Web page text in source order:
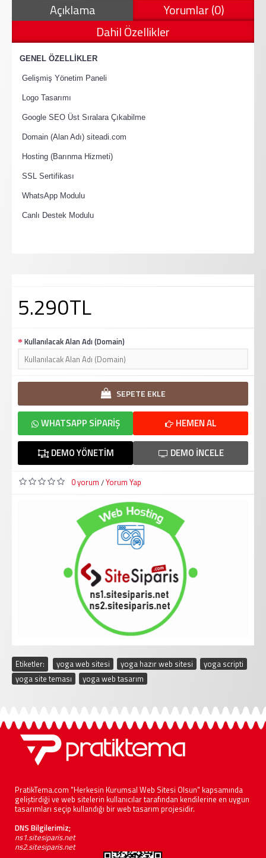
Açıklama
Yorumlar (0)
Dahil Özellikler
GENEL ÖZELLİKLER
Gelişmiş Yönetim Paneli
Logo Tasarımı
Google SEO Üst Sıralara Çıkabilme
Domain (Alan Adı) siteadi.com
Hosting (Barınma Hizmeti)
SSL Sertifikası
WhatsApp Modulu
Canlı Destek Modulu
5.290TL
Kullanılacak Alan Adı (Domain)
SEPETE EKLE
HEMEN AL
WHATSAPP SIPARIŞ
DEMO İNCELE
DEMO YÖNETIM
0 yorum /Yorum Yap
Etiketler: yoga web sitesi yoga hazır web sitesi yoga scripti
yoga site teması
yoga web tasarım
PratikTema.com "Herkesin Kurumsal Web Sitesi Olsun" kapsamında
geliştirdiği ve web sitelerin kullanıcılar tarafından kendilerine en uygun
tasarımları seçip kullandığı bir web tasarım projesidir.
DNS Bilgilerimiz;
ns1.sitesiparis.net
ns2.sitesiparis.net